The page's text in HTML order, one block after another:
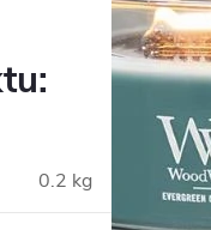
0.2 kg